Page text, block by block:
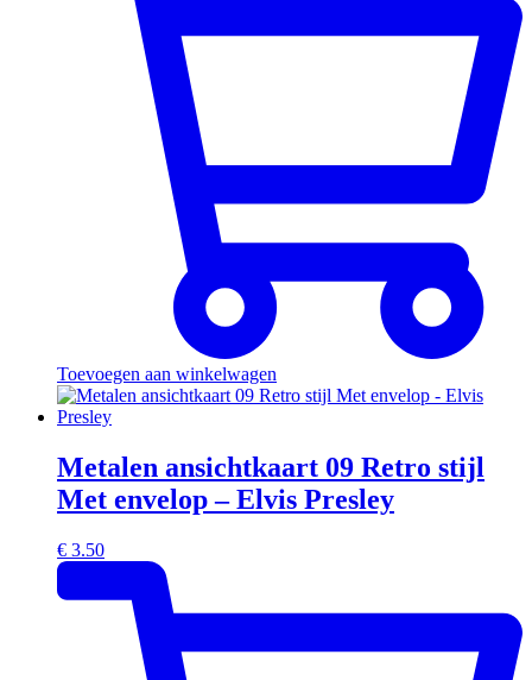
Toevoegen aan winkelwagen
Metalen ansichtkaart 09 Retro stijl
Met envelop – Elvis Presley
€ 3.50